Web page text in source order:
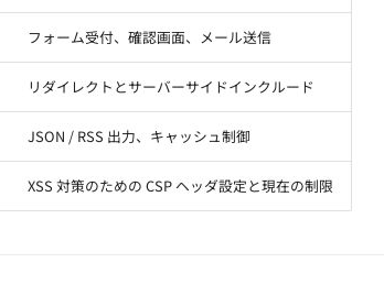
フォーム受付、確認画面、メール送信
リダイレクトとサーバーサイドインクルード
JSON / RSS 出力、キャッシュ制御
XSS 対策のための CSP ヘッダ設定と現在の制限